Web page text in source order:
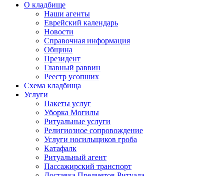
О кладбище
Наши агенты
Еврейский календарь
Новости
Справочная информация
Община
Президент
Главный раввин
Реестр усопших
Схема кладбища
Услуги
Пакеты услуг
Уборка Могилы
Ритуальные услуги
Религиозное сопровождение
Услуги носильщиков гроба
Катафалк
Ритуальный агент
Пассажирский транспорт